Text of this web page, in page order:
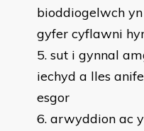
bioddiogelwch
gyfer cyflawni
sut i gynnal
iechyd a lles
esgor
arwyddion ac